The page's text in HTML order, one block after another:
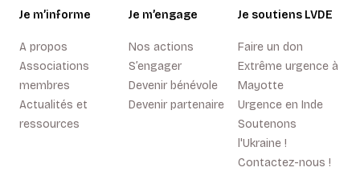
Je m’informe
A propos
Associations
membres
Actualités et
ressources
Je m’engage
Nos actions
S’engager
Devenir bénévole
Devenir partenaire
Je soutiens LVDE
Faire un don
Extrême urgence à
Mayotte
Urgence en Inde
Soutenons
l'Ukraine !
Contactez-nous !